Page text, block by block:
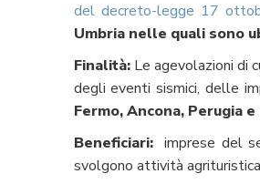
del decreto-legge 17
Umbria nelle quali sono
Finalità:Le agevolazioni di
degli eventi sismici, delle
Fermo, Ancona, Perugia
Beneficiari: imprese del
svolgono attività